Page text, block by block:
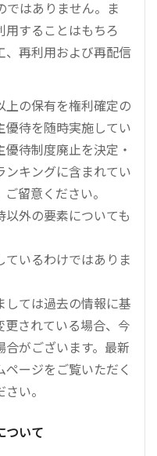
ではありません。ま
用することはもちろ
、再利用および再配信
上の保有を権利確定の
待を随時実施してい
待制度廃止を決定・
ンキングに含まれてい
留意ください。
外の要素についても
いるわけではありま
ては過去の情報に基
されている場合、今
がございます。最新
ージをご覧いただく
い。
ついて